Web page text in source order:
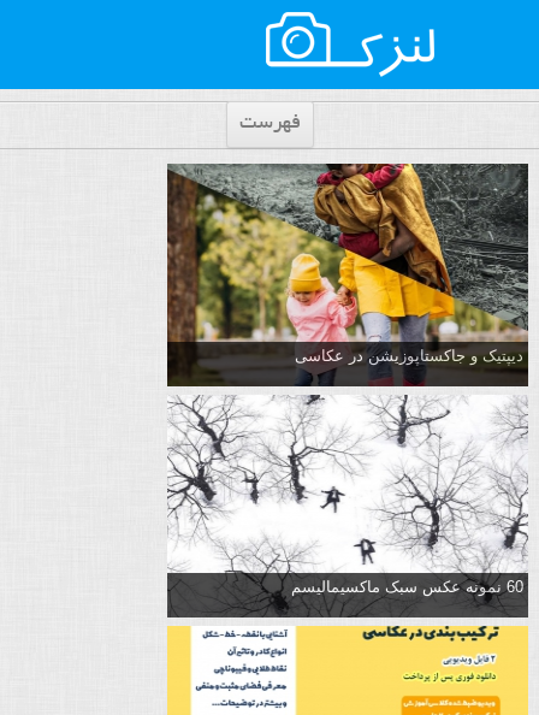
فهرست
دیپتیک و جاکستا‌پوزیشن در عکاسی
60 نمونه عکس سبک ماکسیمالیسم